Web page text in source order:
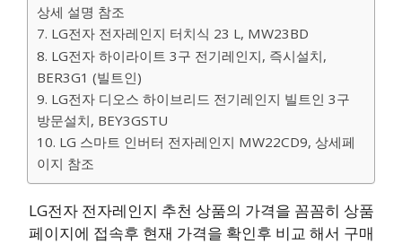
상세 설명 참조
7. LG전자 전자레인지 터치식 23 L, MW23BD
8. LG전자 하이라이트 3구 전기레인지, 즉시설치,
BER3G1 (빌트인)
9. LG전자 디오스 하이브리드 전기레인지 빌트인 3구
방문설치, BEY3GSTU
10. LG 스마트 인버터 전자레인지 MW22CD9, 상세페
이지 참조
LG전자 전자레인지 추천 상품의 가격을 꼼꼼히 상품
페이지에 접속후 현재 가격을 확인후 비교 해서 구매